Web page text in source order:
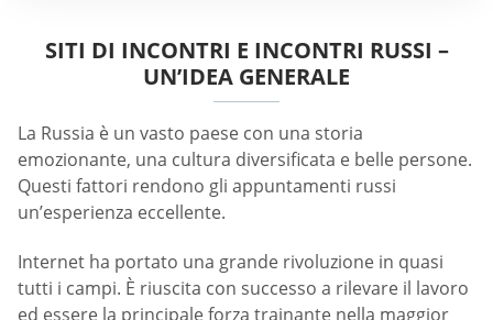
SITI DI INCONTRI E INCONTRI RUSSI –
UN’IDEA GENERALE
La Russia è un vasto paese con una storia
emozionante, una cultura diversificata e belle persone.
Questi fattori rendono gli appuntamenti russi
un’esperienza eccellente.
Internet ha portato una grande rivoluzione in quasi
tutti i campi. È riuscita con successo a rilevare il lavoro
ed essere la principale forza trainante nella maggior